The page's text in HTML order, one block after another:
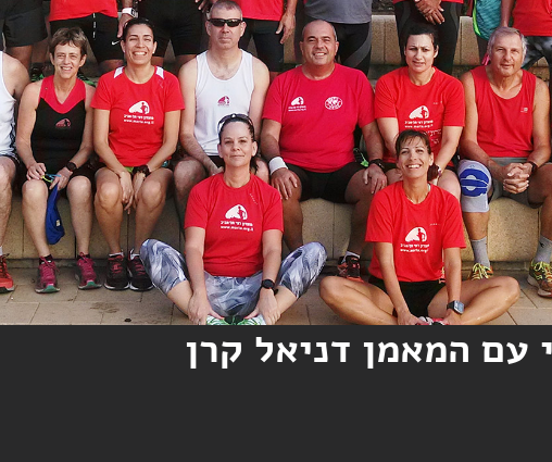
עם המאמן דניאל קרן